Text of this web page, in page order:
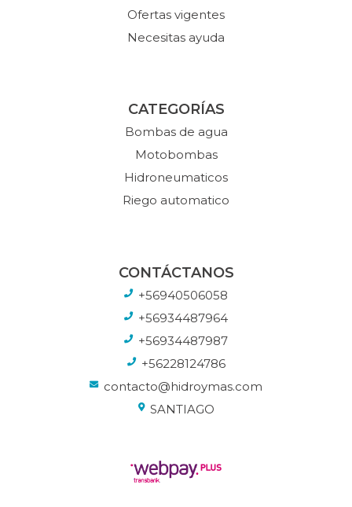
Ofertas vigentes
Necesitas ayuda
CATEGORÍAS
Bombas de agua
Motobombas
Hidroneumaticos
Riego automatico
CONTÁCTANOS
+56940506058
+56934487964
+56934487987
+56228124786
contacto@hidroymas.com
SANTIAGO